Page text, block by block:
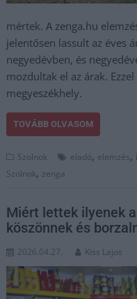
mértek. A zenga.hu
jelentősen lassult az éves
negyedévben, és
mozdultak el az árak.
megyeszékhely.
TOVÁBB OLVASOM
Szolnok eladó, elemzés,
Szolnok, zenga
Miért lettek ilyenek
köszönnek és
2026.04.27. Kiss Lajos